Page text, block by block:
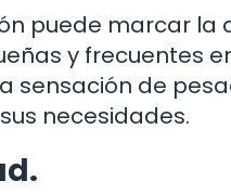
puede marcar la
y frecuentes
sensación de
necesidades.